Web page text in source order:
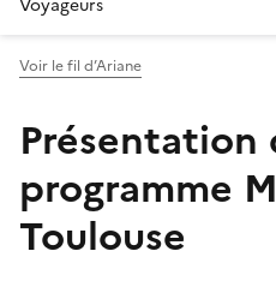
Voir le fil d’Ariane
Présentation
programme
Toulouse